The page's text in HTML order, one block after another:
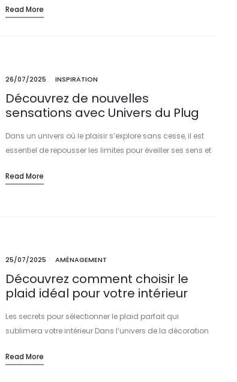
costumes sirène. Que ce soit pour…
Read More
26/07/2025 INSPIRATION
Découvrez de nouvelles
sensations avec Univers du Plug
Dans un univers où le plaisir s’explore sans cesse, il est
essentiel de repousser les limites pour éveiller ses sens et
Read More
25/07/2025 AMÉNAGEMENT
Découvrez comment choisir le
plaid idéal pour votre intérieur
Les secrets pour sélectionner le plaid parfait qui
sublimera votre intérieur Dans l’univers de la décoration
limite pas à une…
Read More